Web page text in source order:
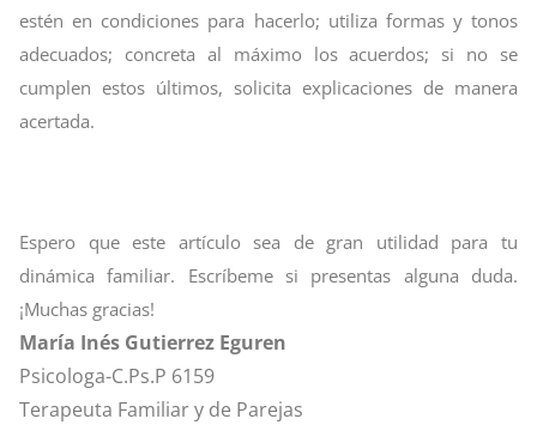
estén en condiciones para hacerlo; utiliza formas y tonos
adecuados; concreta al máximo los acuerdos; si no se
cumplen estos últimos, solicita explicaciones de manera
acertada.
Espero que este artículo sea de gran utilidad para tu
dinámica familiar. Escríbeme si presentas alguna duda.
¡Muchas gracias!
María Inés Gutierrez Eguren
Psicologa-C.Ps.P 6159
Terapeuta Familiar y de Parejas